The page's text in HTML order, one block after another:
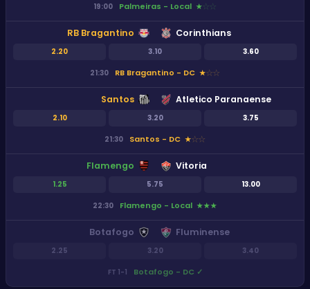
19:00 Palmeiras - Local ★★★
RB Bragantino
2.20 3.10 3.60
Corinthians
21:30 RB Bragantino - DC ★★★
Santos
2.10 3.20 3.75
Atletico Paranaense
21:30 Santos - DC ★★★
Flamengo
1.25 5.75 13.00
Vitoria
22:30 Flamengo - Local ★★★
Botafogo
2.25 3.20 3.40
Fluminense
FT 1-1 Botafogo - DC ✓